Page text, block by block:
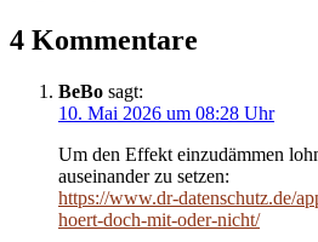
4 Kommentare
BeBo sagt:
10. Mai 2026 um 08:28 Uhr
Um den Effekt einzudämmen
auseinander zu setzen:
https://www.dr-datenschutz.de/
hoert-doch-mit-oder-nicht/